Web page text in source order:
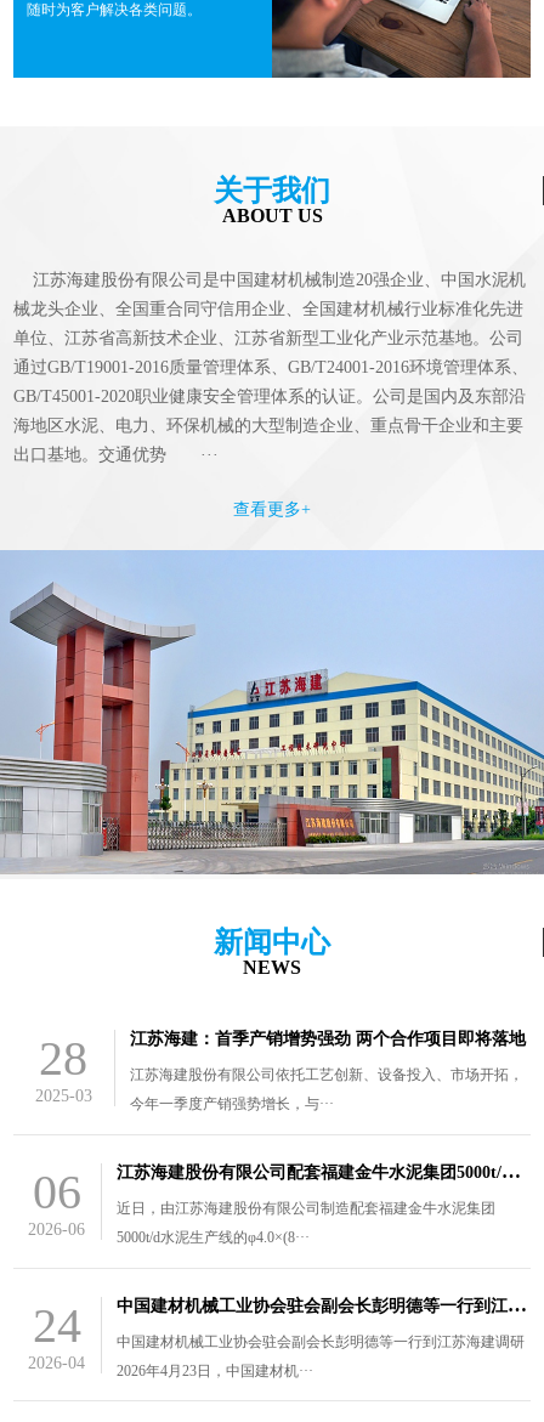
随时为客户解决各类问题。
关于我们
ABOUT US
江苏海建股份有限公司是中国建材机械制造20强企业、中国水泥机
械龙头企业、全国重合同守信用企业、全国建材机械行业标准化先进
单位、江苏省高新技术企业、江苏省新型工业化产业示范基地。公司
通过GB/T19001-2016质量管理体系、GB/T24001-2016环境管理体系、
GB/T45001-2020职业健康安全管理体系的认证。公司是国内及东部沿
海地区水泥、电力、环保机械的大型制造企业、重点骨干企业和主要
出口基地。交通优势 ···
查看更多+
新闻中心
NEWS
28
2025-03
江苏海建：首季产销增势强劲 两个合作项目即将落地
江苏海建股份有限公司依托工艺创新、设备投入、市场开拓，
今年一季度产销强势增长，与···
06
2026-06
江
苏海建股份有限公司配套福建金牛水泥集团5000t/d水泥生产线的￠4.0×（8.5+3）m风扫煤磨装车发货
近日，由江苏海建股份有限公司制造配套福建金牛水泥集团
5000t/d水泥生产线的φ4.0×(8···
24
2026-04
中
国建材机械工业协会驻会副会长彭明德等一行到江苏海建调研
中国建材机械工业协会驻会副会长彭明德等一行到江苏海建调研
2026年4月23日，中国建材机···